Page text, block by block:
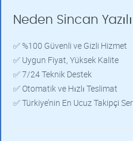
Neden Sincan
✅ %100 Güvenli ve Gizli Hizmet
✅ Uygun Fiyat, Yüksek Kalite
✅ 7/24 Teknik Destek
✅ Otomatik ve Hızlı Teslimat
✅ Türkiye’nin En Ucuz Takipçi